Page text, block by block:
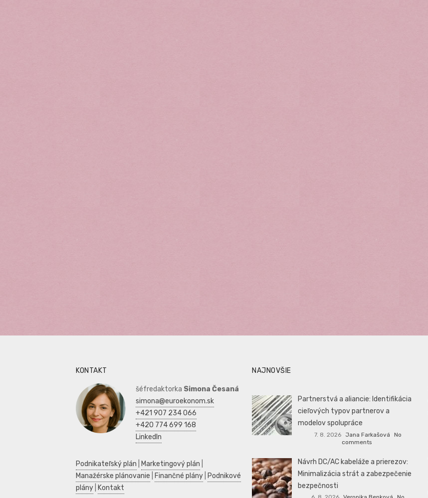
KONTAKT
šéfredaktorka Simona Česaná
simona@euroekonom.sk
+421 907 234 066
+420 774 699 168
LinkedIn
Podnikateľský plán Marketingový plán
Manažérske plánovanie
Finančné plány
Podnikové
plány
Kontakt
NAJNOVŠIE
Partnerstvá a aliancie: Identifikácia
cieľových typov partnerov a
modelov spolupráce
7. 8. 2026 Jana Farkašová
No
comments
Návrh DC/AC kabeláže a prierezov:
Minimalizácia strát a zabezpečenie
bezpečnosti